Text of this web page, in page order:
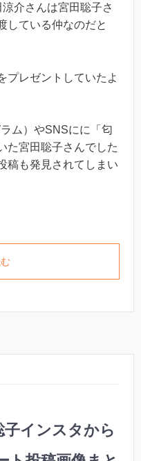
介さんは宮田聡子さ
している仲なのだと
プレゼントしていたよ
ム）やSNSにに「匂
た宮田聡子さんでした
稿も発見されてしまい
子インスタから